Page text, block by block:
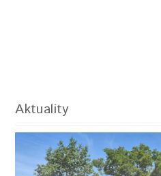
Aktuality